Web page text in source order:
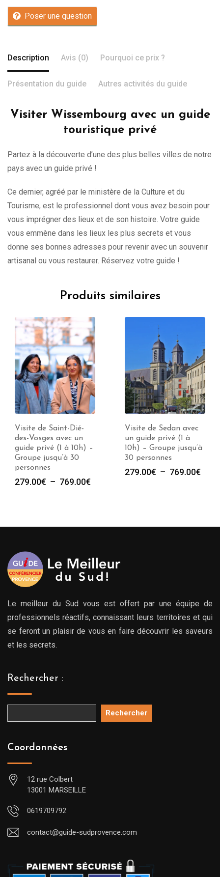
Poser une question
Description Avis (0) Pourquoi ce prix ?
Présentation du guide Autres activités du guide
Visiter Wissembourg avec un guide
touristique privé
Partez à la découverte d’une des plus belles villes de notre
pays avec un guide privé !
Ce dernier, agréé par le ministère de la Culture et du
Tourisme, est le professionnel dont vous avez besoin pour
vous imprégner des lieux et de son histoire. Votre guide
vous emmène dans les lieux les plus secrets et vous
donne ses bonnes adresses pour revenir avec un souvenir
artisanal ou vous restaurer. Réservez votre guide !
Produits similaires
Visite de Sedan avec
un guide privé (1 à
10h) – Groupe jusqu’à
30 personnes
279.00€–
769.00€
Visite de Ribeauvillé
avec un guide privé (1
à 10h) – Groupe
jusqu’à 30 personnes
279.00€ – 769.00€
Le meilleur du Sud vous est offert par une équipe de
professionnels réactifs, connaissant leurs territoires et qui
se feront un plaisir de vous en faire découvrir les saveurs
et les secrets.
Rechercher :
Rechercher
Coordonnées
12 rue Colbert
13001 MARSEILLE
0619709792
contact@guide-sudprovence.com